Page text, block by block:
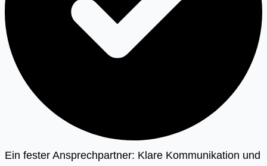
Ein fester Ansprechpartner: Klare Kommunikation und